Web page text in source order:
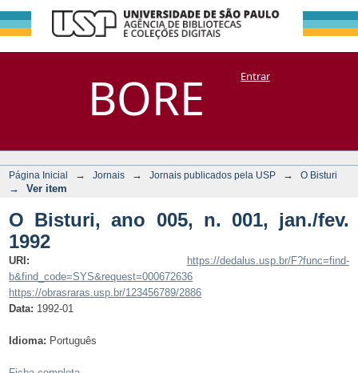
BORE
O Bisturi, ano 005,
n. 001, jan./fev.
1992
DSpace/Manakin + CoriscoEntrar
Página Inicial → Jornais → Jornais publicados pela USP → O Bisturi
→ Ver item
O Bisturi, ano 005, n. 001, jan./fev.
1992
URI:
https://dedalus.usp.br/F?func=find-
b&find_code=SYS&request=000672636
https://obrasraras.usp.br/123456789/2886
Data: 1992-01
Idioma: Português